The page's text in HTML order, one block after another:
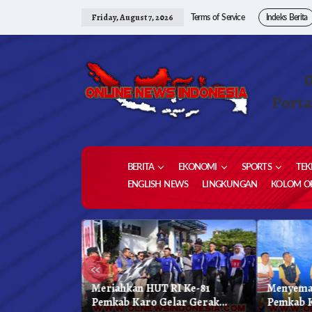
Friday, August 7, 2026 Terms of Service Indeks Berita
BERITA EKONOMI SPORTS
ENGLISH NEWS
LINGKUNGAN KOLOM
«
Meriahkan HUT RI Ke-81
Pemkab Karo Gelar Gerak
Pemkab